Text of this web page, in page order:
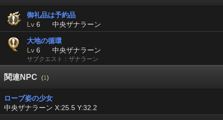
御礼品は予約品
Lv 6 中央ザナラーン
大地の循環
Lv 6 中央ザナラーン
サブクエスト：ザナラーン
関連NPC (1)
ローブ姿の少女
中央ザナラーン X:25.5 Y:32.2